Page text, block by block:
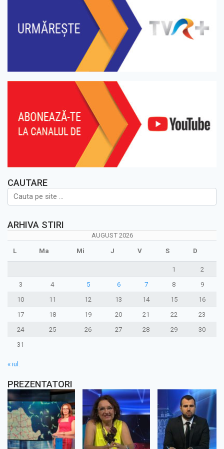
CAUTARE
ARHIVA STIRI
AUGUST 2026
L Ma Mi J V S D
1
2
3
4 5 6 7 8
9
10
11 12 13 14 15
16
17
18 19 20 21 22
23
24
25 26 27 28 29
30
31
« iul.
PREZENTATORI